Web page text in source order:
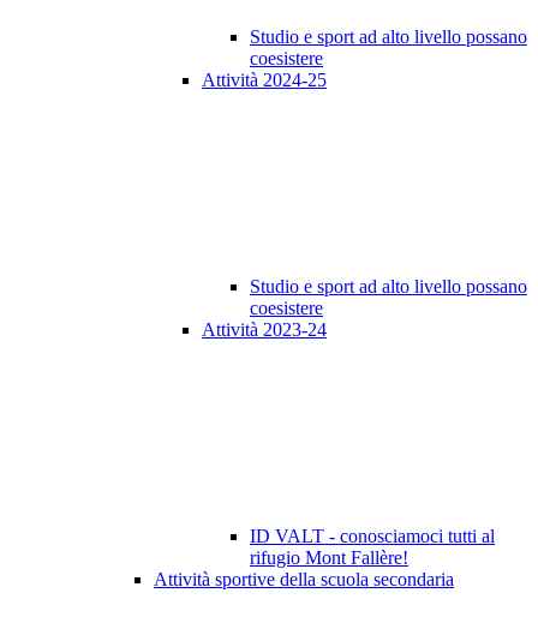
Studio e sport ad alto livello possano
coesistere
Attività 2024-25
Studio e sport ad alto livello possano
coesistere
Attività 2023-24
ID VALT - conosciamoci tutti al
rifugio Mont Fallère!
Attività sportive della scuola secondaria